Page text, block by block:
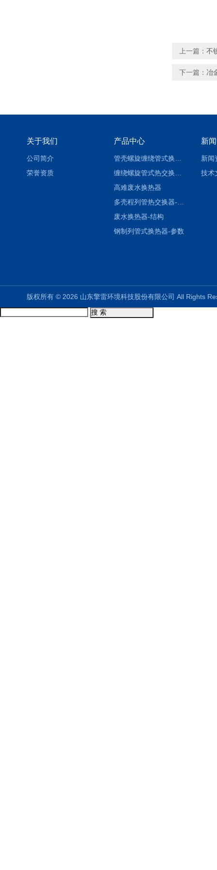
上一篇： 不
下一篇： 冶
关于我们
公司简介
荣誉资质
产品中心
高难废水换热器
废水换热器-结构
钢制列管式换热器-参数
新
新闻
技术
版权所有 © 2026 山东擎雷环境科技股份有限公司 All